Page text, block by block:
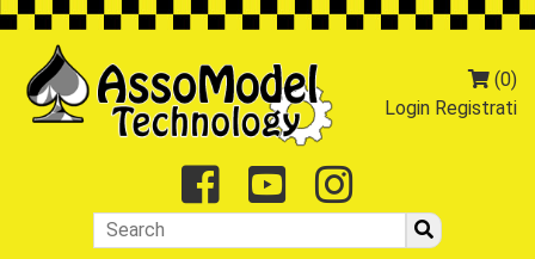
(0)
Login Registrati
Facebook
Youtube